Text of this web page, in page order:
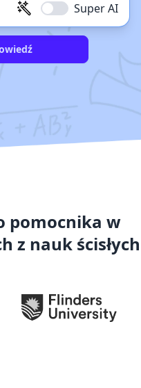
Super AI
pomocnika w
z nauk ścisłych